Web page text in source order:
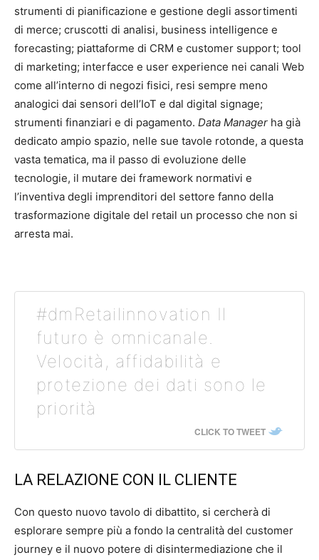
strumenti di pianificazione e gestione degli assortimenti
di merce; cruscotti di analisi, business intelligence e
forecasting; piattaforme di CRM e customer support; tool
di marketing; interfacce e user experience nei canali Web
come all’interno di negozi fisici, resi sempre meno
analogici dai sensori dell’IoT e dal digital signage;
strumenti finanziari e di pagamento. Data Manager ha già
dedicato ampio spazio, nelle sue tavole rotonde, a questa
vasta tematica, ma il passo di evoluzione delle
tecnologie, il mutare dei framework normativi e
l’inventiva degli imprenditori del settore fanno della
trasformazione digitale del retail un processo che non si
arresta mai.
#dmRetailinnovation Il
futuro è omnicanale.
Velocità, affidabilità e
protezione dei dati sono le
priorità
CLICK TO TWEET
LA RELAZIONE CON IL CLIENTE
Con questo nuovo tavolo di dibattito, si cercherà di
esplorare sempre più a fondo la centralità del customer
journey e il nuovo potere di disintermediazione che il